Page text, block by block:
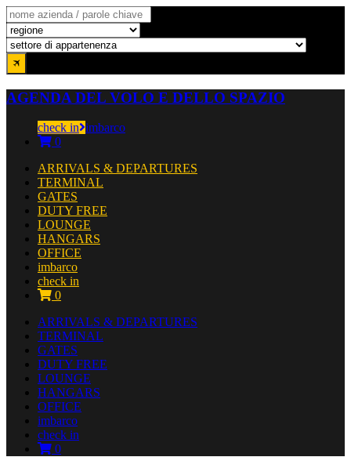
AGENDA DEL VOLO E DELLO SPAZIO
check in imbarco
0
ARRIVALS & DEPARTURES
TERMINAL
GATES
DUTY FREE
LOUNGE
HANGARS
OFFICE
imbarco
check in
0
ARRIVALS & DEPARTURES
TERMINAL
GATES
DUTY FREE
LOUNGE
HANGARS
OFFICE
imbarco
check in
0